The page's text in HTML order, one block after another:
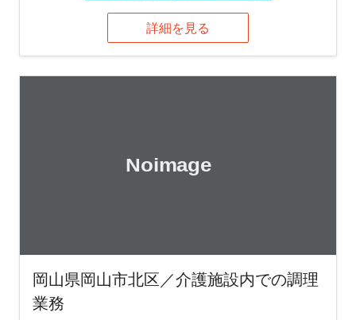
詳細を見る
岡山県岡山市北区／介護施設内での調理
業務